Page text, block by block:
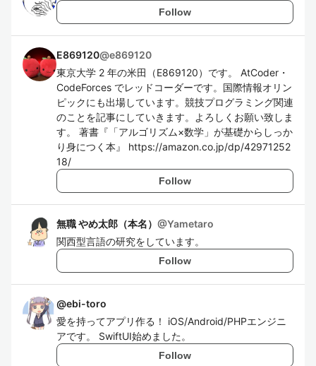
Follow
E869120@e869120
東京大学 2 年の米田（E869120）です。 AtCoder・
CodeForces でレッドコーダーです。国際情報オリン
ピックにも出場しています。競技プログラミング関連
のことを記事にしていきます。よろしくお願い致しま
す。 著書『「アルゴリズム×数学」が基礎からしっか
り身につく本』 https://amazon.co.jp/dp/42971252
18/
Follow
無職 やめ太郎（本名） @Yametaro
関西型言語の研究をしています。
Follow
@ebi-toro
愛を持ってアプリ作る！ iOS/Android/PHPエンジニ
アです。 SwiftUI始めました。
Follow